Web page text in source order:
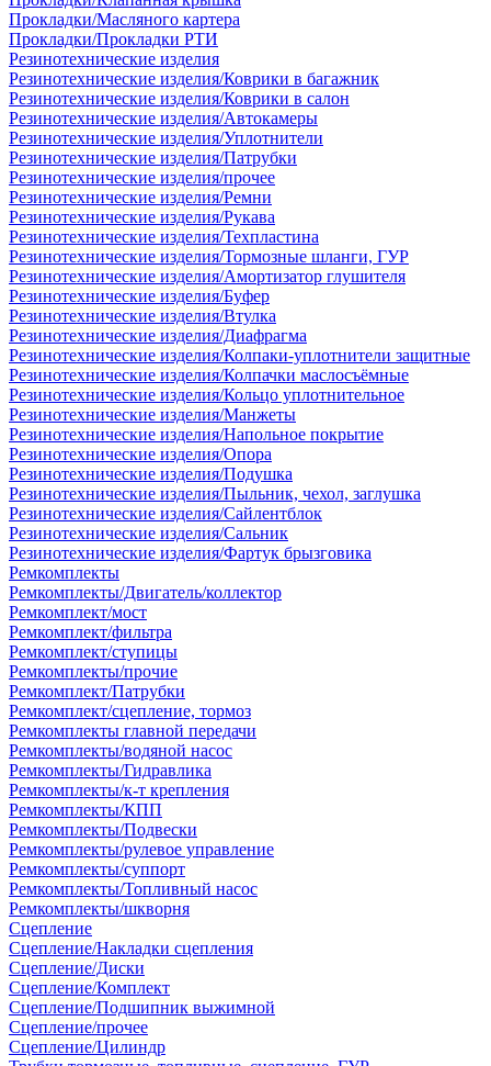
Прокладки/Масляного картера
Прокладки/Прокладки РТИ
Резинотехнические изделия
Резинотехнические изделия/Коврики в багажник
Резинотехнические изделия/Коврики в салон
Резинотехнические изделия/Автокамеры
Резинотехнические изделия/Уплотнители
Резинотехнические изделия/Патрубки
Резинотехнические изделия/прочее
Резинотехнические изделия/Ремни
Резинотехнические изделия/Рукава
Резинотехнические изделия/Техпластина
Резинотехнические изделия/Тормозные шланги, ГУР
Резинотехнические изделия/Амортизатор глушителя
Резинотехнические изделия/Буфер
Резинотехнические изделия/Втулка
Резинотехнические изделия/Диафрагма
Резинотехнические изделия/Колпаки-уплотнители защитные
Резинотехнические изделия/Колпачки маслосъёмные
Резинотехнические изделия/Кольцо уплотнительное
Резинотехнические изделия/Манжеты
Резинотехнические изделия/Напольное покрытие
Резинотехнические изделия/Опора
Резинотехнические изделия/Подушка
Резинотехнические изделия/Пыльник, чехол, заглушка
Резинотехнические изделия/Сайлентблок
Резинотехнические изделия/Сальник
Резинотехнические изделия/Фартук брызговика
Ремкомплекты
Ремкомплекты/Двигатель/коллектор
Ремкомплект/мост
Ремкомплект/фильтра
Ремкомплект/ступицы
Ремкомплекты/прочие
Ремкомплект/Патрубки
Ремкомплект/сцепление, тормоз
Ремкомплекты главной передачи
Ремкомплекты/водяной насос
Ремкомплекты/Гидравлика
Ремкомплекты/к-т крепления
Ремкомплекты/КПП
Ремкомплекты/Подвески
Ремкомплекты/рулевое управление
Ремкомплекты/суппорт
Ремкомплекты/Топливный насос
Ремкомплекты/шкворня
Сцепление
Сцепление/Накладки сцепления
Сцепление/Диски
Сцепление/Комплект
Сцепление/Подшипник выжимной
Сцепление/прочее
Сцепление/Цилиндр